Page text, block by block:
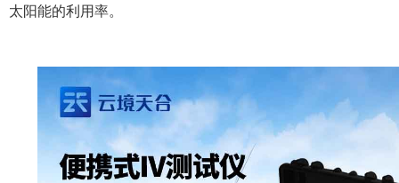
太阳能的利用率。